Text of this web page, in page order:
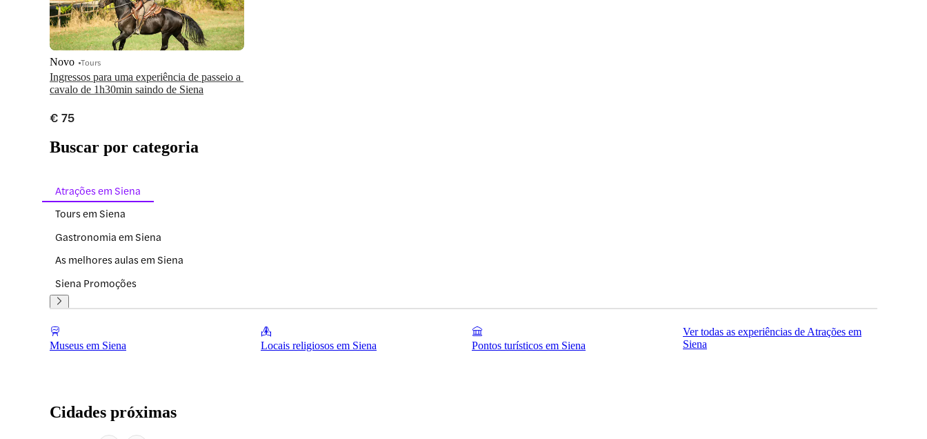
Ingressos para uma experiência de passeio a
cavalo de 1h30min saindo de Siena
Novo Tours
€ 75
Buscar por categoria
Atrações em Siena
Tours em Siena
Gastronomia em Siena
As melhores aulas em Siena
Siena Promoções
Museus em Siena Locais religiosos em Siena Pontos turísticos em Siena
Ver todas as experiências de Atrações em
Siena
Cidades próximas